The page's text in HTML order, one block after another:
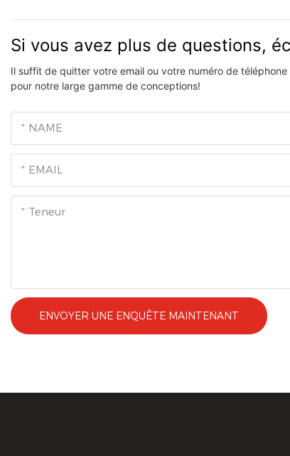
Si vous avez plus de questions,
Il suffit de quitter votre email ou votre numéro de
pour notre large gamme de conceptions!
NAME
EMAIL
Teneur
ENVOYER UNE ENQUÊTE MAINTENANT